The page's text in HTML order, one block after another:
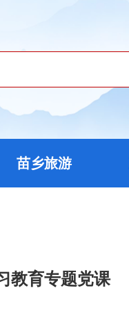
苗乡旅游
教育专题党课